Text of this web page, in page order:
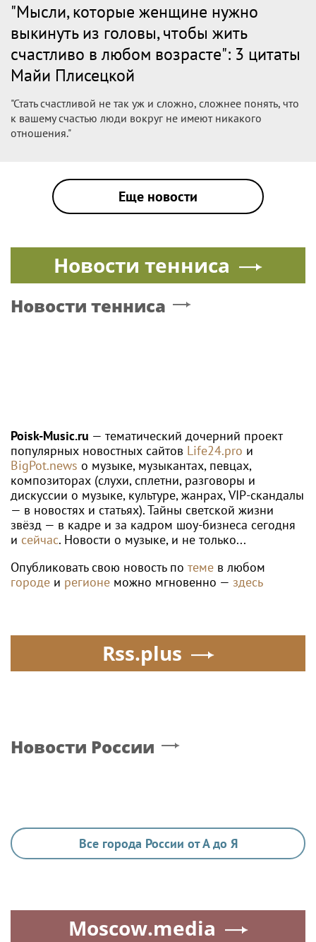
"Мысли, которые женщине нужно
выкинуть из головы, чтобы жить
счастливо в любом возрасте": 3 цитаты
Майи Плисецкой
"Стать счастливой не так уж и сложно, сложнее понять, что
к вашему счастью люди вокруг не имеют никакого
отношения."
Еще новости
Новости тенниса
Новости тенниса
Poisk-Music.ru — тематический дочерний проект
популярных новостных сайтов Life24.pro и
BigPot.news о музыке, музыкантах, певцах,
композиторах (слухи, сплетни, разговоры и
дискуссии о музыке, культуре, жанрах, VIP-скандалы
— в новостях и статьях). Тайны светской жизни
звёзд — в кадре и за кадром шоу-бизнеса сегодня
и сейчас. Новости о музыке, и не только...
Опубликовать свою новость по теме в любом
городе и регионе можно мгновенно — здесь
Rss.plus
Новости России
Все города России от А до Я
Moscow.media